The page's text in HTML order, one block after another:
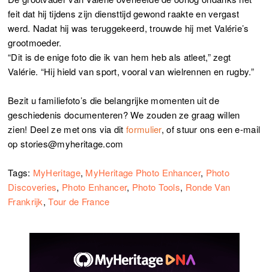
feit dat hij tijdens zijn diensttijd gewond raakte en vergast
werd. Nadat hij was teruggekeerd, trouwde hij met Valérie’s
grootmoeder.
“Dit is de enige foto die ik van hem heb als atleet,” zegt
Valérie. “Hij hield van sport, vooral van wielrennen en rugby.”
Bezit u familiefoto’s die belangrijke momenten uit de
geschiedenis documenteren? We zouden ze graag willen
zien! Deel ze met ons via ditformulier, of stuur ons een e-mail
op stories@myheritage.com
Tags: MyHeritage, MyHeritage Photo Enhancer, Photo
Discoveries, Photo Enhancer, Photo Tools, Ronde Van
Frankrijk,Tour de France